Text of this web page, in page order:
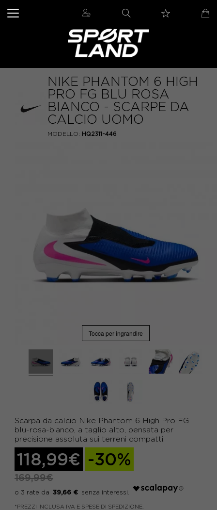
NIKE PHANTOM 6 HIGH
PRO FG BLU ROSA
BIANCO - SCARPE DA
CALCIO UOMO
MODELLO: HQ2311-446
Tocca per ingrandire
Scarpa da calcio Nike Phantom 6 High Pro FG
blu-rosa-bianco, a taglio alto, pensata per
precisione assoluta sui terreni compatti.
118,99€ -30%
169,99€
39,66 €
*PREZZI INCLUSA IVA E SPESE DI SPEDIZIONE.